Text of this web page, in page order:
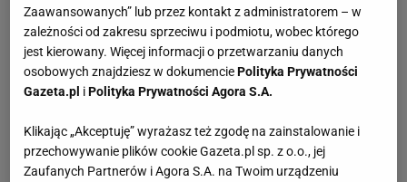
Zaawansowanych” lub przez kontakt z administratorem – w
zależności od zakresu sprzeciwu i podmiotu, wobec którego
jest kierowany. Więcej informacji o przetwarzaniu danych
osobowych znajdziesz w dokumenciePolityka Prywatności
Gazeta.pl iPolityka Prywatności Agora S.A.
Klikając „Akceptuję” wyrażasz też zgodę na zainstalowanie i
przechowywanie plików cookie Gazeta.pl sp. z o.o., jej
Zaufanych Partnerów i Agora S.A. na Twoim urządzeniu